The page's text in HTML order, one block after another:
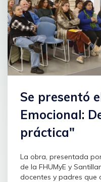
Se presentó
Emocional:
práctica"
La obra, presentada
de la FHUMyE y
docentes y padres que